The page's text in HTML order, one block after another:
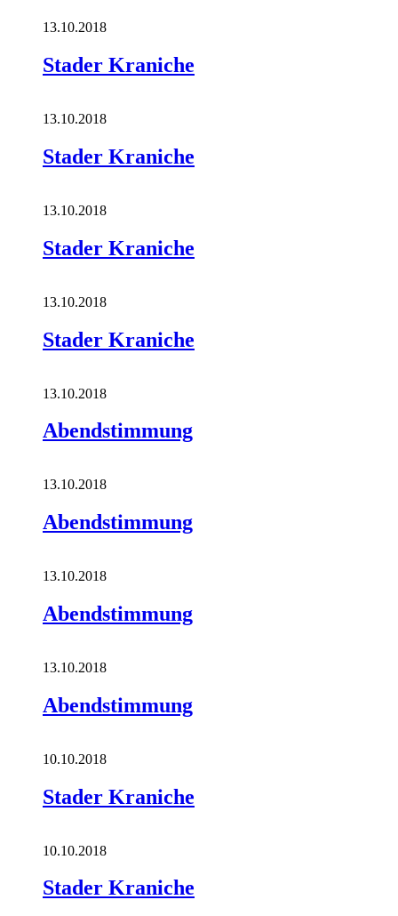
13.10.2018
Stader Kraniche
13.10.2018
Stader Kraniche
13.10.2018
Stader Kraniche
13.10.2018
Stader Kraniche
13.10.2018
Abendstimmung
13.10.2018
Abendstimmung
13.10.2018
Abendstimmung
13.10.2018
Abendstimmung
10.10.2018
Stader Kraniche
10.10.2018
Stader Kraniche